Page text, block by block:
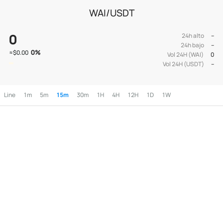
WAI/USDT
0
≈$0.00 0%
24h alto
--
24h bajo
--
Vol 24H (WAI)
0
Vol 24H (USDT)
--
Line 1m 5m 15m 30m 1H 4H 12H 1D 1W